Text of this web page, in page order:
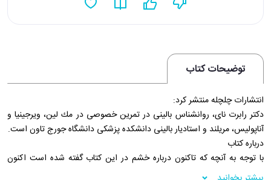
توضیحات کتاب
انتشارات چلچله منتشر کرد:
دکتر رابرت نای، روانشناس بالینی در تمرین خصوصی در مك لين، ویرجینیا و
آناپولیس، مریلند و استادیار بالینی دانشکده پزشکی دانشگاه جورج تاون است.
درباره کتاب
با توجه به آنچه که تاکنون درباره خشم در این کتاب گفته شده است اکنون
خوب می دانیم که خشم مشکلات جبران ناپذيري را چه در ابعاد شخصی و چه